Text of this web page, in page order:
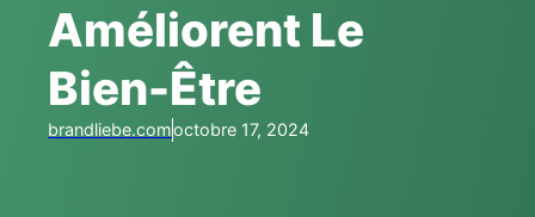
Améliorent Le
Bien-Être
brandliebe.comoctobre 17, 2024